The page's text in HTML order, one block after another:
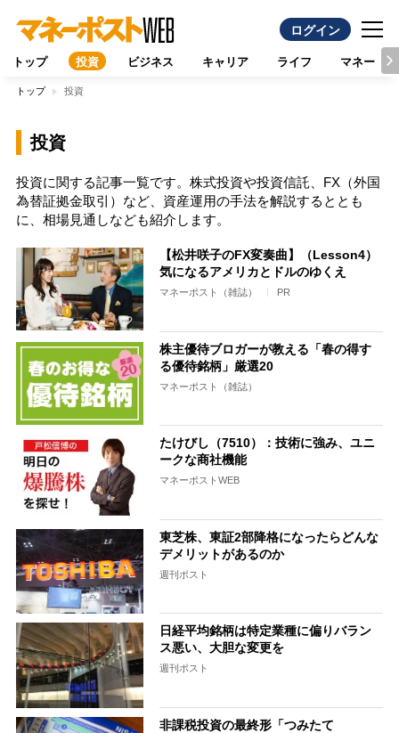
ログイン
トップ 投資 ビジネス キャリア ライフ マネー
トップ 投資
投資
投資に関する記事一覧です。株式投資や投資信託、FX（外国
為替証拠金取引）など、資産運用の手法を解説するととも
に、相場見通しなども紹介します。
【松井咲子のFX変奏曲】（Lesson4）
気になるアメリカとドルのゆくえ
マネーポスト（雑誌） PR
株主優待ブロガーが教える「春の得す
る優待銘柄」厳選20
マネーポスト（雑誌）
たけびし（7510）：技術に強み、ユニ
ークな商社機能
マネーポストWEB
東芝株、東証2部降格になったらどんな
デメリットがあるのか
週刊ポスト
日経平均銘柄は特定業種に偏りバラン
ス悪い、大胆な変更を
週刊ポスト
非課税投資の最終形「つみたて